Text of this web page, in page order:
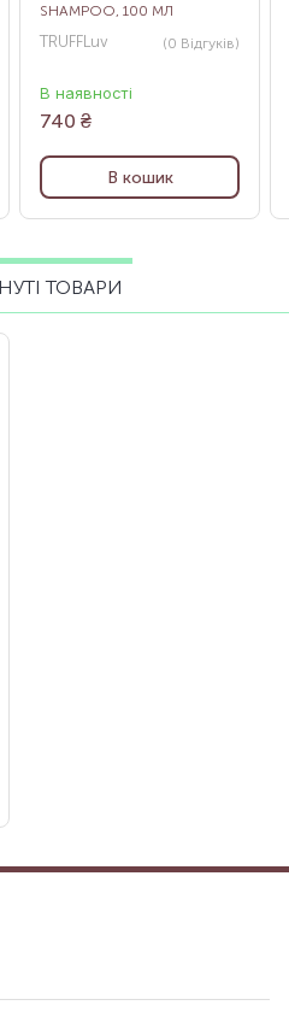
SHAMPOO, 100 МЛ
TRUFFLuv (0 Відгуків)
В наявності
740 ₴
В кошик
ТОВАРИ